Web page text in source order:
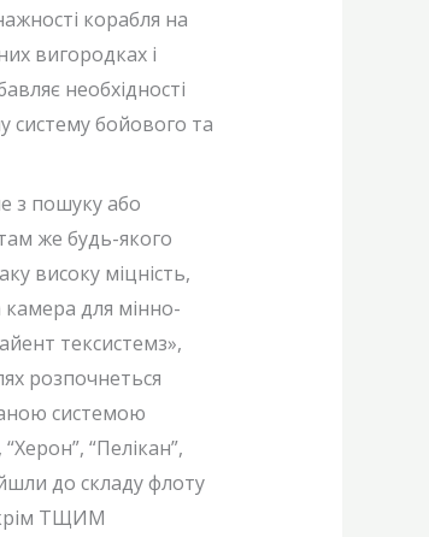
корабля на
вигородках і
необхідності
систему бойового та
з пошуку або
же будь-якого
високу міцність,
камера для мінно-
тексистемз»,
розпочнеться
системою
“Пелікан”,
до складу флоту
крім ТЩИМ